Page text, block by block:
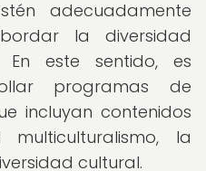
adecuadamente
la diversidad
este sentido, es
programas de
incluyan contenidos
la
cultural.